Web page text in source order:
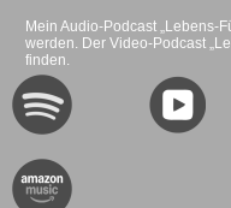
Mein Audio-Podcast „Lebens-
werden. Der Video-Podcast
finden.